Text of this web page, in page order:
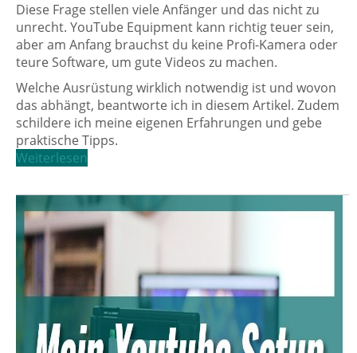
Diese Frage stellen viele Anfänger und das nicht zu
unrecht. YouTube Equipment kann richtig teuer sein,
aber am Anfang brauchst du keine Profi-Kamera oder
teure Software, um gute Videos zu machen.
Welche Ausrüstung wirklich notwendig ist und wovon
das abhängt, beantworte ich in diesem Artikel. Zudem
schildere ich meine eigenen Erfahrungen und gebe
praktische Tipps.
Weiterlesen